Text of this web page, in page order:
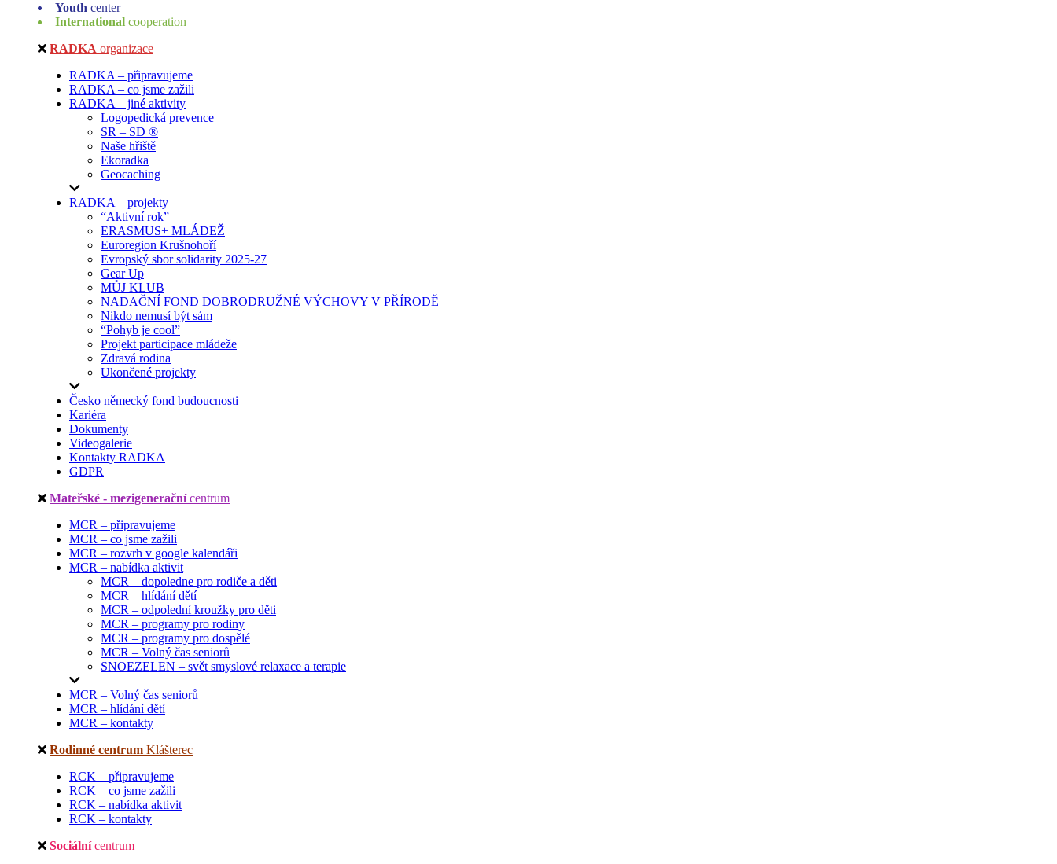
Youth center
International cooperation
RADKA organizace
RADKA – připravujeme
RADKA – co jsme zažili
RADKA – jiné aktivity
Logopedická prevence
SR – SD ®
Naše hřiště
Ekoradka
Geocaching
RADKA – projekty
“Aktivní rok”
ERASMUS+ MLÁDEŽ
Euroregion Krušnohoří
Evropský sbor solidarity 2025-27
Gear Up
MŮJ KLUB
NADAČNÍ FOND DOBRODRUŽNÉ VÝCHOVY V PŘÍRODĚ
Nikdo nemusí být sám
“Pohyb je cool”
Projekt participace mládeže
Zdravá rodina
Ukončené projekty
Česko německý fond budoucnosti
Kariéra
Dokumenty
Videogalerie
Kontakty RADKA
GDPR
Mateřské - mezigenerační centrum
MCR – připravujeme
MCR – co jsme zažili
MCR – rozvrh v google kalendáři
MCR – nabídka aktivit
MCR – dopoledne pro rodiče a děti
MCR – hlídání dětí
MCR – odpolední kroužky pro děti
MCR – programy pro rodiny
MCR – programy pro dospělé
MCR – Volný čas seniorů
SNOEZELEN – svět smyslové relaxace a terapie
MCR – Volný čas seniorů
MCR – hlídání dětí
MCR – kontakty
Rodinné centrum Klášterec
RCK – připravujeme
RCK – co jsme zažili
RCK – nabídka aktivit
RCK – kontakty
Sociální centrum